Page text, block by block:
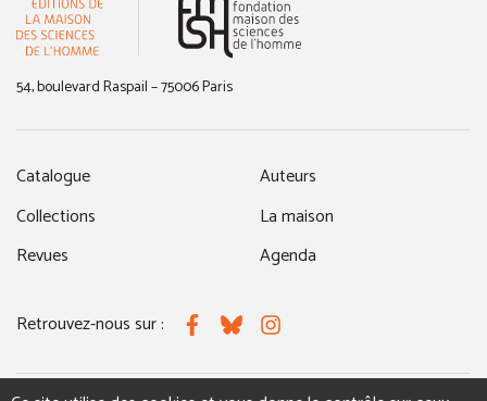
54, boulevard Raspail – 75006 Paris
Catalogue
Collections
Revues
Auteurs
La maison
Agenda
Retrouvez-nous sur : FacebookBlueskyInstagram